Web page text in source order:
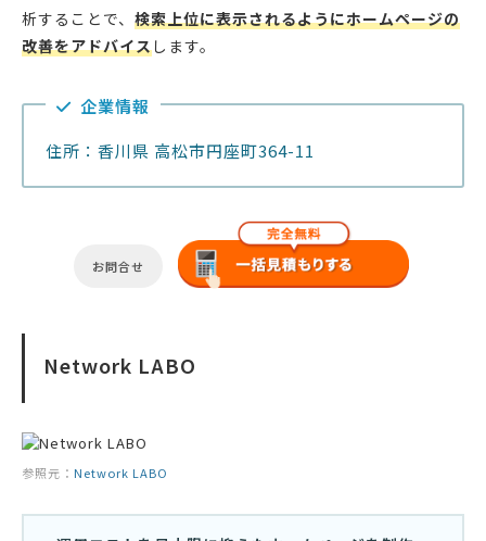
析することで、 検索上位に表示されるようにホームページの
改善をアドバイスします。
企業情報
住所：香川県 高松市円座町364-11
お問合せ
Network LABO
参照元： Network LABO